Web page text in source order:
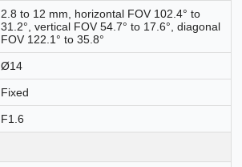
2.8 to 12 mm, horizontal FOV 102.4° to
31.2°, vertical FOV 54.7° to 17.6°, diagonal
FOV 122.1° to 35.8°
Ø14
Fixed
F1.6